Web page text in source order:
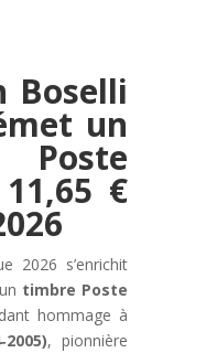
Boselli
Actualités,Aéronef
,Nouveautés 2026
Boselli
un
€
2026 s’enrichit
timbre Poste
hommage à
, pionnière